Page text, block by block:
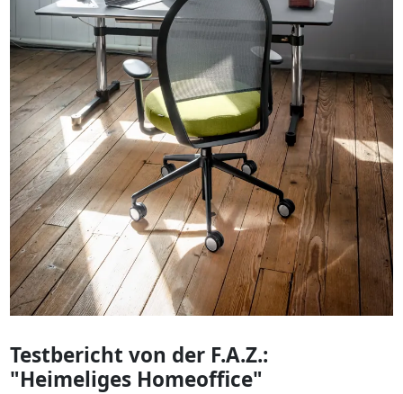
Testbericht von der F.A.Z.:
"Heimeliges Homeoffice"